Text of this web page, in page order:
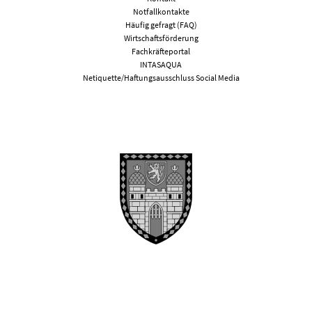
Notfallkontakte
Häufig gefragt (FAQ)
Wirtschaftsförderung
Fachkräfteportal
INTASAQUA
Netiquette/Haftungsausschluss Social Media